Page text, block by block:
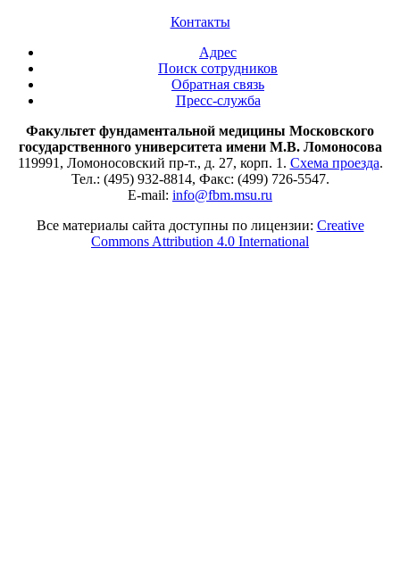
Контакты
Адрес
Поиск сотрудников
Обратная связь
Пресс-служба
Факультет фундаментальной медицины Московского
государственного университета имени М.В. Ломоносова
119991, Ломоносовский пр-т., д. 27, корп. 1. Схема проезда.
Тел.: (495) 932-8814, Факс: (499) 726-5547.
E-mail: info@fbm.msu.ru
Все материалы сайта доступны по лицензии: Creative
Commons Attribution 4.0 International